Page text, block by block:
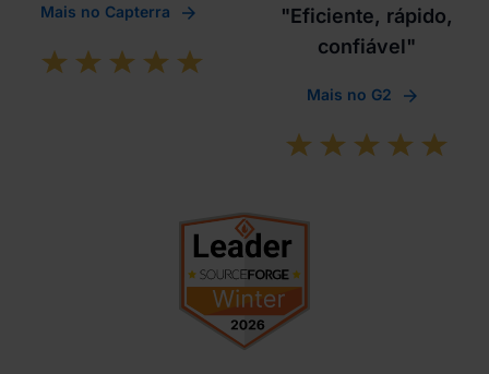
Mais no Capterra
"Eficiente, rápido,
confiável"
Mais no G2